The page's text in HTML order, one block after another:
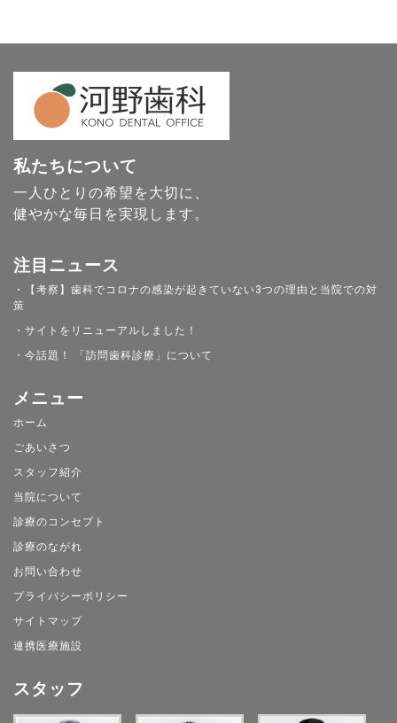
私たちについて
一人ひとりの希望を大切に、
健やかな毎日を実現します。
注目ニュース
・【考察】歯科でコロナの感染が起きていない3つの理由と当院での対
策
・サイトをリニューアルしました！
・今話題！ 「訪問歯科診療」について
メニュー
ホーム
ごあいさつ
スタッフ紹介
当院について
診療のコンセプト
診療のながれ
お問い合わせ
プライバシーポリシー
サイトマップ
連携医療施設
スタッフ